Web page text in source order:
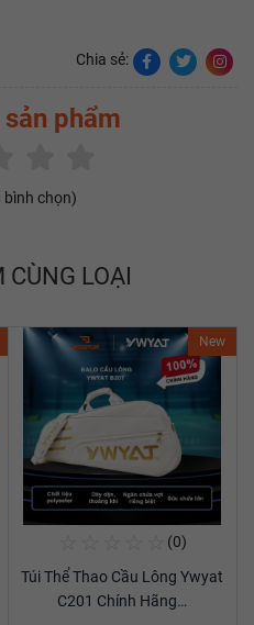
Chia sẻ:
phẩm
bình chọn)
LOẠI
New
(0)
Túi Thể Thao Cầu Lông Ywyat
C201 Chính Hãng…